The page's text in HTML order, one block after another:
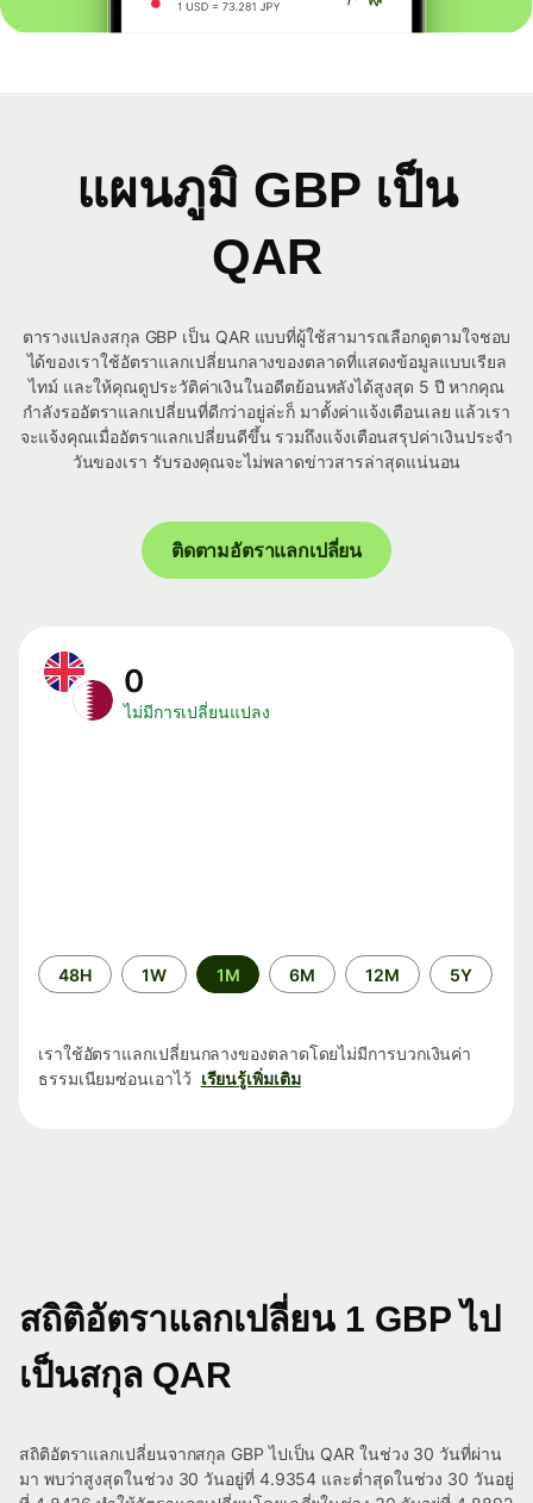
แผนภูมิ GBP เป็น
QAR
ตารางแปลงสกุล GBP เป็น QAR แบบที่ผู้ใช้สามารถเลือกดูตามใจชอบ
ได้ของเราใช้อัตราแลกเปลี่ยนกลางของตลาดที่แสดงข้อมูลแบบเรียล
ไทม์ และให้คุณดูประวัติค่าเงินในอดีตย้อนหลังได้สูงสุด 5 ปี หากคุณ
กำลังรออัตราแลกเปลี่ยนที่ดีกว่าอยู่ล่ะก็ มาตั้งค่าแจ้งเตือนเลย แล้วเรา
จะแจ้งคุณเมื่ออัตราแลกเปลี่ยนดีขึ้น รวมถึงแจ้งเตือนสรุปค่าเงินประจำ
วันของเรา รับรองคุณจะไม่พลาดข่าวสารล่าสุดแน่นอน
ติดตามอัตราแลกเปลี่ยน
0
ไม่มีการเปลี่ยนแปลง
ระยะ
เวลา
48H 1W 1M 6M 12M 5Y
เราใช้อัตราแลกเปลี่ยนกลางของตลาดโดยไม่มีการบวกเงินค่า
ธรรมเนียมซ่อนเอาไว้ เรียนรู้เพิ่มเติม
สถิติอัตราแลกเปลี่ยน 1 GBP ไป
เป็นสกุล QAR
สถิติอัตราแลกเปลี่ยนจากสกุล GBP ไปเป็น QAR ในช่วง 30 วันที่ผ่าน
มา พบว่าสูงสุดในช่วง 30 วันอยู่ที่ 4.9354 และต่ำสุดในช่วง 30 วันอยู่